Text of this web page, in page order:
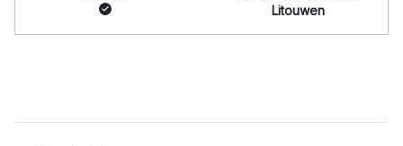
Litouwen